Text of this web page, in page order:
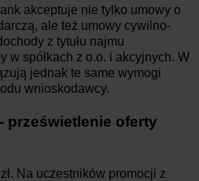
akceptuje nie tylko umowy o
ale też umowy cywilno-
z tytułu najmu
w spółkach z o.o. i akcyjnych. W
jednak te same wymogi
wnioskodawcy.
prześwietlenie oferty
Na uczestników promocji z